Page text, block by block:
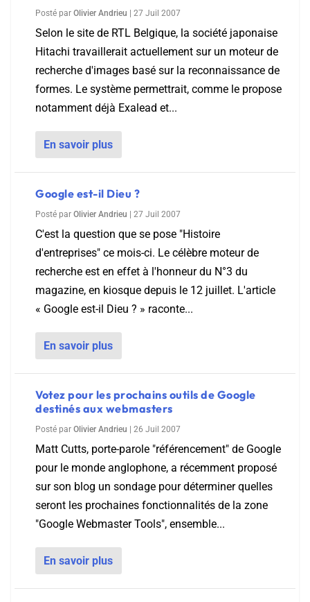
Posté par Olivier Andrieu 27 Juil 2007
Selon le site de RTL Belgique, la société japonaise
Hitachi travaillerait actuellement sur un moteur de
recherche d'images basé sur la reconnaissance de
formes. Le système permettrait, comme le propose
notamment déjà Exalead et...
En savoir plus
Google est-il Dieu ?
Posté par Olivier Andrieu 27 Juil 2007
C'est la question que se pose "Histoire
d'entreprises" ce mois-ci. Le célèbre moteur de
recherche est en effet à l'honneur du N°3 du
magazine, en kiosque depuis le 12 juillet. L'article
« Google est-il Dieu ? » raconte...
En savoir plus
Votez pour les prochains outils de Google
destinés aux webmasters
Posté par Olivier Andrieu 26 Juil 2007
Matt Cutts, porte-parole "référencement" de Google
pour le monde anglophone, a récemment proposé
sur son blog un sondage pour déterminer quelles
seront les prochaines fonctionnalités de la zone
"Google Webmaster Tools", ensemble...
En savoir plus